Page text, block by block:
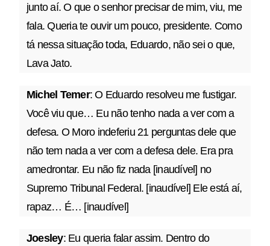
junto aí. O que o senhor precisar de mim, viu, me
fala. Queria te ouvir um pouco, presidente. Como
tá nessa situação toda, Eduardo, não sei o que,
Lava Jato.
Michel Temer: O Eduardo resolveu me fustigar.
Você viu que… Eu não tenho nada a ver com a
defesa. O Moro indeferiu 21 perguntas dele que
não tem nada a ver com a defesa dele. Era pra
amedrontar. Eu não fiz nada [inaudível] no
Supremo Tribunal Federal. [inaudível] Ele está aí,
rapaz… É… [inaudível]
Joesley: Eu queria falar assim. Dentro do